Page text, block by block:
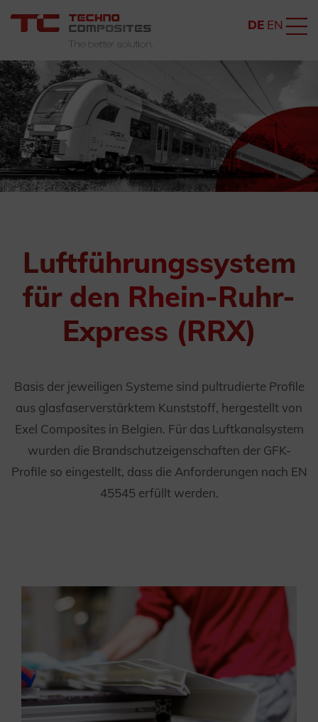
DE EN
Luftführungssystem
für den Rhein-Ruhr-
Express (RRX)
Basis der jeweiligen Systeme sind pultrudierte Profile
aus glasfaserverstärktem Kunststoff, hergestellt von
Exel Composites in Belgien. Für das Luftkanalsystem
wurden die Brandschutzeigenschaften der GFK-
Profile so eingestellt, dass die Anforderungen nach EN
45545 erfüllt werden.